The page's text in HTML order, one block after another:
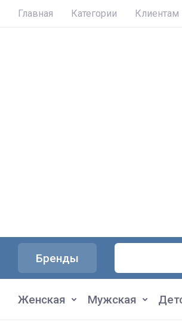
Главная Категории Клиентам
Бренды
Женская Мужская